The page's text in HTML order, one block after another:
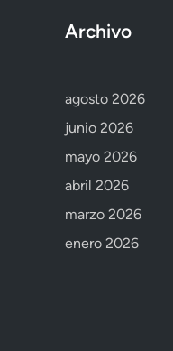
Archivo
agosto 2026
junio 2026
mayo 2026
abril 2026
marzo 2026
enero 2026